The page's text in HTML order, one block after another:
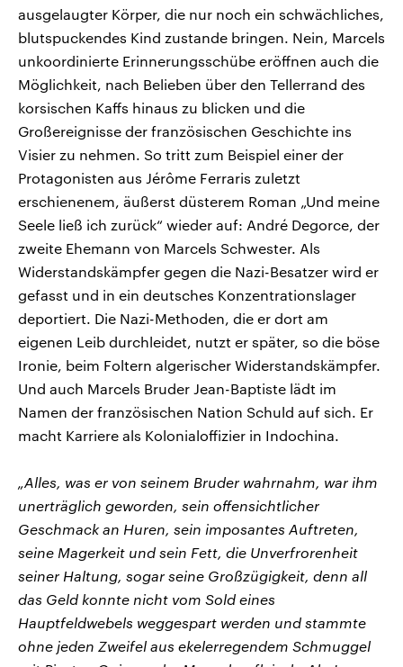
ausgelaugter Körper, die nur noch ein schwächliches,
blutspuckendes Kind zustande bringen. Nein, Marcels
unkoordinierte Erinnerungsschübe eröffnen auch die
Möglichkeit, nach Belieben über den Tellerrand des
korsischen Kaffs hinaus zu blicken und die
Großereignisse der französischen Geschichte ins
Visier zu nehmen. So tritt zum Beispiel einer der
Protagonisten aus Jérôme Ferraris zuletzt
erschienenem, äußerst düsterem Roman „Und meine
Seele ließ ich zurück“ wieder auf: André Degorce, der
zweite Ehemann von Marcels Schwester. Als
Widerstandskämpfer gegen die Nazi-Besatzer wird er
gefasst und in ein deutsches Konzentrationslager
deportiert. Die Nazi-Methoden, die er dort am
eigenen Leib durchleidet, nutzt er später, so die böse
Ironie, beim Foltern algerischer Widerstandskämpfer.
Und auch Marcels Bruder Jean-Baptiste lädt im
Namen der französischen Nation Schuld auf sich. Er
macht Karriere als Kolonialoffizier in Indochina.
„Alles, was er von seinem Bruder wahrnahm, war ihm
unerträglich geworden, sein offensichtlicher
Geschmack an Huren, sein imposantes Auftreten,
seine Magerkeit und sein Fett, die Unverfrorenheit
seiner Haltung, sogar seine Großzügigkeit, denn all
das Geld konnte nicht vom Sold eines
Hauptfeldwebels weggespart werden und stammte
ohne jeden Zweifel aus ekelerregendem Schmuggel